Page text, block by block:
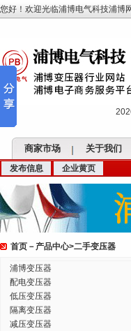
您好！欢迎光临浦博电气科技浦博
商家市场 关于我们
发布信息 企业黄页
首页 － 产品中心>二手变压器
浦博变压器
配电变压器
低压变压器
隔离变压器
减压变压器